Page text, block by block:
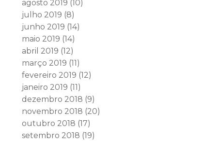
agosto 2019 (10)
julho 2019 (8)
junho 2019 (14)
maio 2019 (14)
abril 2019 (12)
março 2019 (11)
fevereiro 2019 (12)
janeiro 2019 (11)
dezembro 2018 (9)
novembro 2018 (20)
outubro 2018 (17)
setembro 2018 (19)